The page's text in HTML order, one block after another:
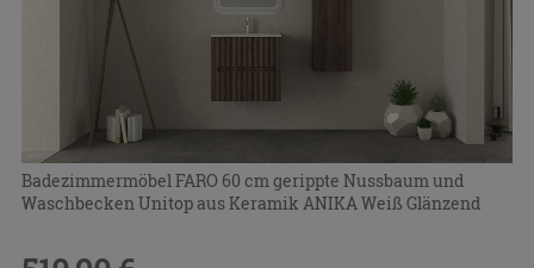
Badezimmermöbel FARO 60 cm gerippte Nussbaum und
Waschbecken Unitop aus Keramik ANIKA Weiß Glänzend